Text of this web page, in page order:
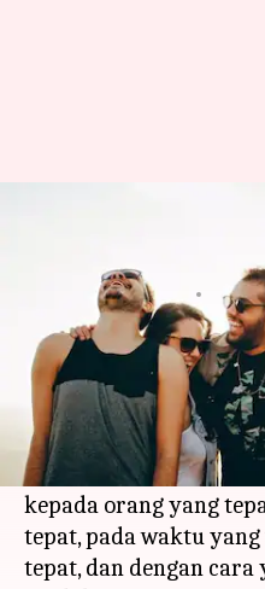
Taufiq Al Jufri Feb 13,
Apa ceritanya
Menangkap esensi dari
secara emosional,
"Siapa pun bisa
kepada orang yang
tepat, pada waktu
tepat, dan dengan